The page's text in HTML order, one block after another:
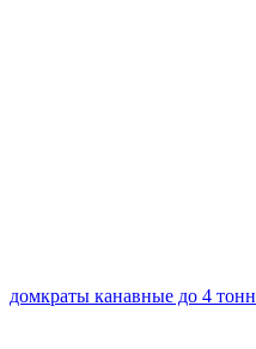
домкраты канавные до 4 тонн